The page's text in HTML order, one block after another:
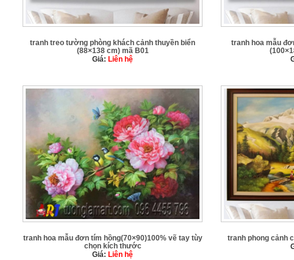
tranh treo tường phòng khách cảnh thuyền biển
(88×138 cm) mã B01
Giá: Liên hệ
tranh hoa mẫu
tranh hoa mẫu đơn tím hồng(70×90)100% vẽ tay tùy
chọn kích thước
Giá: Liên hệ
tranh phong cảnh